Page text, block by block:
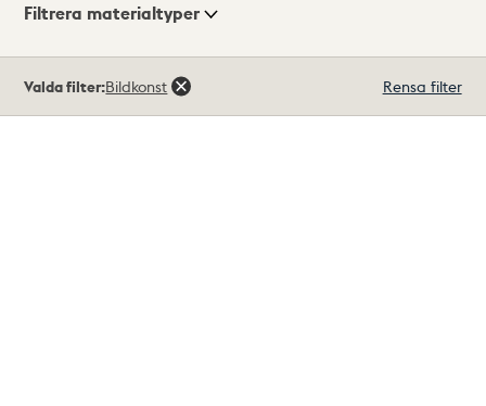
Visningsläge
Filtrera materialtyper
träffar
Valda filter:Bildkonst Rensa filter